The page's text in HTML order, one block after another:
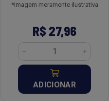
*Imagem meramente ilustrativa
R$ 27,96
ADICIONAR